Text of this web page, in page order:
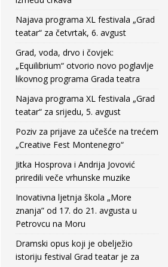
Najava programa XL festivala „Grad
teatar“ za četvrtak, 6. avgust
Grad, voda, drvo i čovjek:
„Equilibrium“ otvorio novo poglavlje
likovnog programa Grada teatra
Najava programa XL festivala „Grad
teatar“ za srijedu, 5. avgust
Poziv za prijave za učešće na trećem
„Creative Fest Montenegro“
Jitka Hosprova i Andrija Jovović
priredili veče vrhunske muzike
Inovativna ljetnja škola „More
znanja” od 17. do 21. avgusta u
Petrovcu na Moru
Dramski opus koji je obelježio
istoriju festival Grad teatar je za